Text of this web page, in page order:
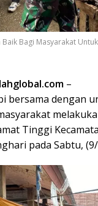
Bagi Masyarakat
–
bersama dengan
Tinggi
pada Sabtu,